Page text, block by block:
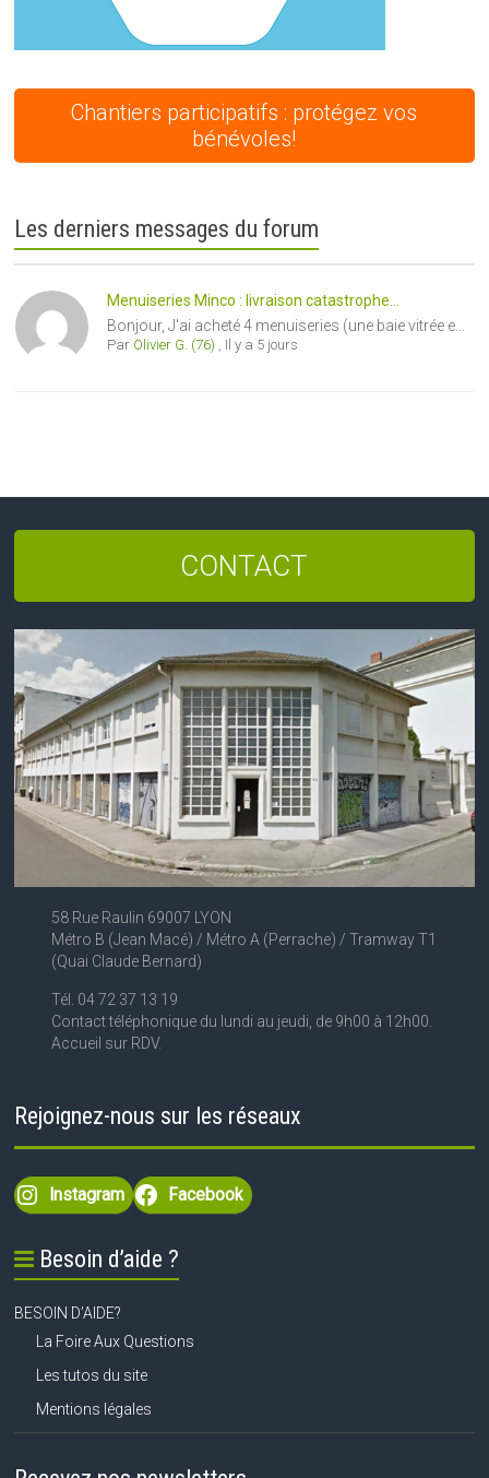
Chantiers participatifs : protégez vos
bénévoles!
Les derniers messages du forum
Menuiseries Minco : livraison catastrophe...
Bonjour, J'ai acheté 4 menuiseries (une baie vitrée e...
Par Olivier G. (76) Il y a 5 jours
CONTACT
58 Rue Raulin 69007 LYON
Métro B (Jean Macé) / Métro A (Perrache) / Tramway T1
(Quai Claude Bernard)
Tél. 04 72 37 13 19
Contact téléphonique du lundi au jeudi, de 9h00 à 12h00.
Accueil sur RDV.
Rejoignez-nous sur les réseaux
Instagram Facebook
Besoin d’aide ?
BESOIN D’AIDE?
La Foire Aux Questions
Les tutos du site
Mentions légales